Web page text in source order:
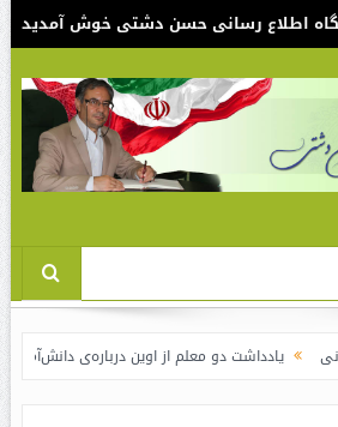
اطلاع رسانی حسن دشتی خوش آمدید
دو معلم از اوین درباره‌ی دانش‌آموزانی که سوختند